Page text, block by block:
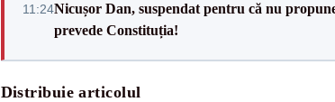
11:24Nicușor Dan, suspendat pentru că nu
prevede Constituția!
Distribuie articolul